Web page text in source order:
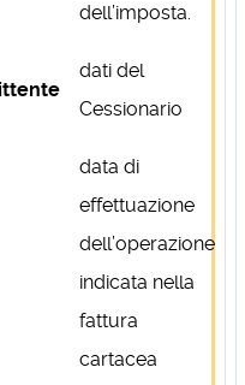
dell’imposta.
dati del
Cessionario
data di
effettuazione
dell’operazione
indicata nella
fattura
cartacea